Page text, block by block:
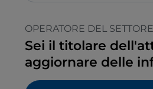
OPERATORE DEL SETTORE
Sei il titolare
aggiornare delle